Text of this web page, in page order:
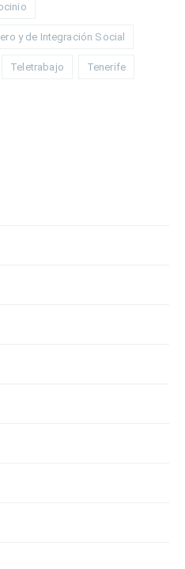
y de Integración Social
Teletrabajo Tenerife